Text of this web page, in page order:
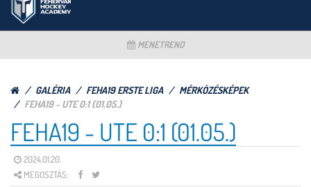
MENETREND
GALÉRIA FEHA19 ERSTE LIGA
MÉRKÖZÉSKÉPEK
FEHA19 - UTE 0:1 (01.05.)
FEHA19 - UTE 0:1 (01.05.)
2024.01.20.
MEGOSZTÁS: